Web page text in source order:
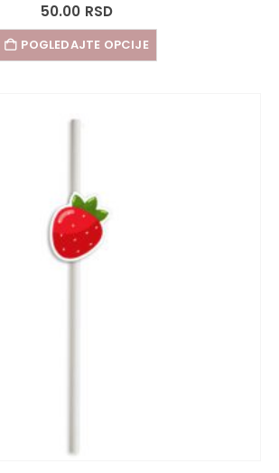
50.00 RSD
POGLEDAJTE OPCIJE